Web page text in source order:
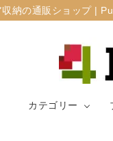
納の通販ショップ |
カテゴリー